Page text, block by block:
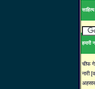
हमारी
चीफ
नारी